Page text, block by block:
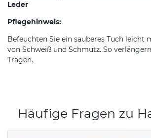
Leder
Pflegehinweis:
Befeuchten Sie ein sauberes Tuch leicht
von Schweiß und Schmutz. So
Tragen.
Häufige Fragen zu